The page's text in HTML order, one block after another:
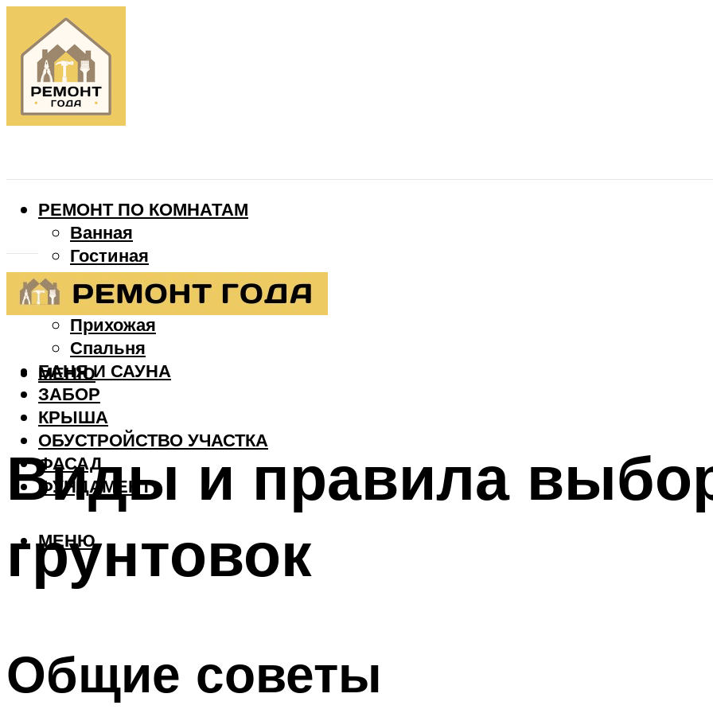
РЕМОНТ ПО КОМНАТАМ
Ванная
Гостиная
Детская
Кухня
Прихожая
Спальня
БАНЯ И САУНА
ЗАБОР
КРЫША
ОБУСТРОЙСТВО УЧАСТКА
ФАСАД
ФУНДАМЕНТ
МЕНЮ
МЕНЮ
Виды и правила
грунтовок
Общие советы